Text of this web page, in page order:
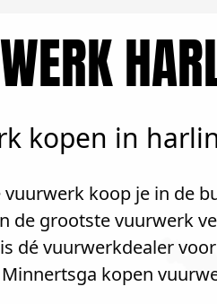
kopen in
koop je in de
de grootste vuurwerk
dé vuurwerkdealer
kopen